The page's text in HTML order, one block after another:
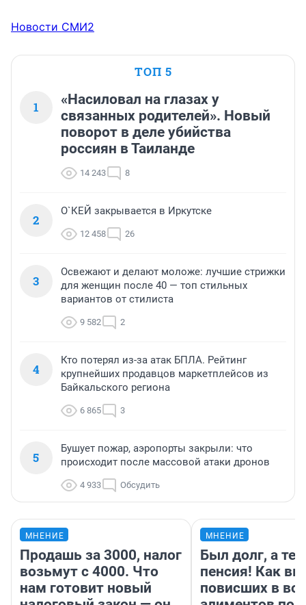
Новости СМИ2
ТОП 5
1
«Насиловал на глазах у
связанных родителей». Новый
поворот в деле убийства
россиян в Таиланде
14 243 8
2
О`КЕЙ закрывается в Иркутске
12 458 26
3
Освежают и делают моложе: лучшие стрижки
для женщин после 40 — топ стильных
вариантов от стилиста
9 582 2
4
Кто потерял из-за атак БПЛА. Рейтинг
крупнейших продавцов маркетплейсов из
Байкальского региона
6 865 3
5
Бушует пожар, аэропорты закрыли: что
происходит после массовой атаки дронов
4 933 Обсудить
МНЕНИЕ
Продашь за 3000, налог
возьмут с 4000. Что
нам готовит новый
МНЕНИЕ
Был долг, а
пенсия! Как
повисших в